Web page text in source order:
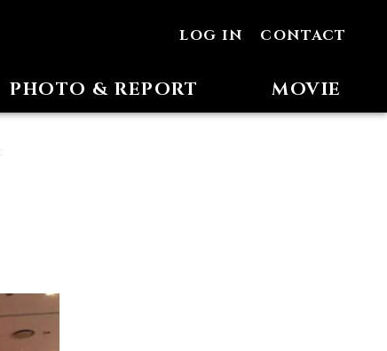
LOG IN CONTACT
PHOTO & REPORT MOVIE